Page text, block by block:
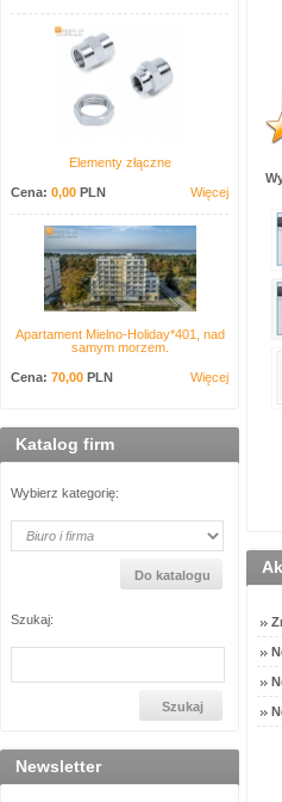
Elementy złączne
Cena: 0,00 PLN Więcej
Apartament Mielno-Holiday*401, nad
samym morzem.
Cena: 70,00 PLN Więcej
Katalog firm
Wybierz kategorię:
Szukaj:
Newsletter